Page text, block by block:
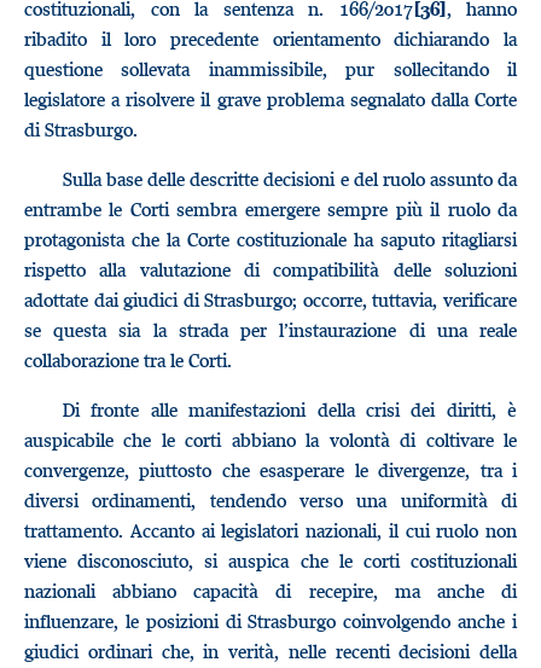
costituzionali, con la sentenza n. 166/2017[36], hanno
ribadito il loro precedente orientamento dichiarando la
questione sollevata inammissibile, pur sollecitando il
legislatore a risolvere il grave problema segnalato dalla Corte
di Strasburgo.
Sulla base delle descritte decisioni e del ruolo assunto da
entrambe le Corti sembra emergere sempre più il ruolo da
protagonista che la Corte costituzionale ha saputo ritagliarsi
rispetto alla valutazione di compatibilità delle soluzioni
adottate dai giudici di Strasburgo; occorre, tuttavia, verificare
se questa sia la strada per l’instaurazione di una reale
collaborazione tra le Corti.
Di fronte alle manifestazioni della crisi dei diritti, è
auspicabile che le corti abbiano la volontà di coltivare le
convergenze, piuttosto che esasperare le divergenze, tra i
diversi ordinamenti, tendendo verso una uniformità di
trattamento. Accanto ai legislatori nazionali, il cui ruolo non
viene disconosciuto, si auspica che le corti costituzionali
nazionali abbiano capacità di recepire, ma anche di
influenzare, le posizioni di Strasburgo coinvolgendo anche i
giudici ordinari che, in verità, nelle recenti decisioni della